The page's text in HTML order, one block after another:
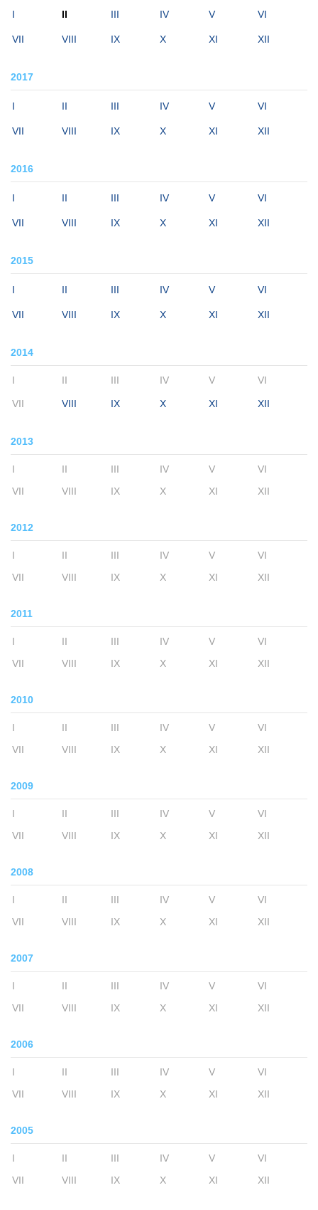
I II III IV V VI
VII VIII IX X XI XII
2017
I II III IV V VI
VII VIII IX X XI XII
2016
I II III IV V VI
VII VIII IX X XI XII
2015
I II III IV V VI
VII VIII IX X XI XII
2014
I II III IV V VI
VII VIII IX X XI XII
2013
I II III IV V
VI
VII
VIII IX X XI XII
2012
I II III IV V
VI
VII
VIII IX X XI XII
2011
I II III IV V
VI
VII
VIII IX X XI XII
2010
I II III IV V
VI
VII
VIII IX X XI XII
2009
I II III IV V
VI
VII
VIII IX X XI XII
2008
I II III IV V
VI
VII
VIII IX X XI XII
2007
I II III IV V
VI
VII
VIII IX X XI XII
2006
I II III IV V
VI
VII
VIII IX X XI XII
2005
I II III IV V
VI
VII
VIII IX X XI XII